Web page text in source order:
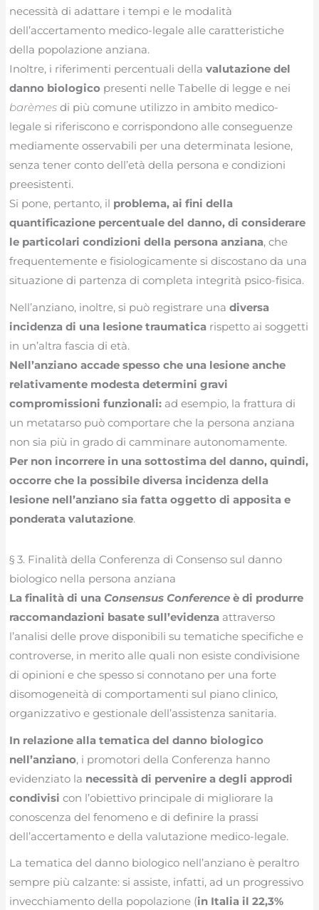
necessità di adattare i tempi e le modalità
dell’accertamento medico-legale alle caratteristiche
della popolazione anziana.
Inoltre, i riferimenti percentuali dellavalutazione del
danno biologico presenti nelle Tabelle di legge e nei
barèmes di più comune utilizzo in ambito medico-
legale si riferiscono e corrispondono alle conseguenze
mediamente osservabili per una determinata lesione,
senza tener conto dell’età della persona e condizioni
preesistenti.
Si pone, pertanto, il problema, ai fini della
quantificazione percentuale del danno, di considerare
le particolari condizioni della persona anziana, che
frequentemente e fisiologicamente si discostano da una
situazione di partenza di completa integrità psico-fisica.
Nell’anziano, inoltre, si può registrare unadiversa
incidenza di una lesione traumatica rispetto ai soggetti
in un’altra fascia di età.
Nell’anziano accade spesso che una lesione anche
relativamente modesta determini gravi
compromissioni funzionali: ad esempio, la frattura di
un metatarso può comportare che la persona anziana
non sia più in grado di camminare autonomamente.
Per non incorrere in una sottostima del danno, quindi,
occorre che la possibile diversa incidenza della
lesione nell’anziano sia fatta oggetto di apposita e
ponderata valutazione.
§ 3. Finalità della Conferenza di Consenso sul danno
biologico nella persona anziana
La finalità di unaConsensus Conference è di produrre
raccomandazioni basate sull’evidenza attraverso
l’analisi delle prove disponibili su tematiche specifiche e
controverse, in merito alle quali non esiste condivisione
di opinioni e che spesso si connotano per una forte
disomogeneità di comportamenti sul piano clinico,
organizzativo e gestionale dell’assistenza sanitaria.
In relazione alla tematica del danno biologico
nell’anziano, i promotori della Conferenza hanno
evidenziato la necessità di pervenire a degli approdi
condivisi con l’obiettivo principale di migliorare la
conoscenza del fenomeno e di definire la prassi
dell’accertamento e della valutazione medico-legale.
La tematica del danno biologico nell’anziano è peraltro
sempre più calzante: si assiste, infatti, ad un progressivo
invecchiamento della popolazione (in Italia il 22,3%